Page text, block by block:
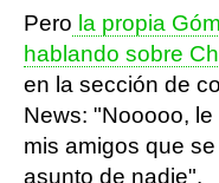
Pero la propia
hablando sobre
en la sección de
News: "Nooooo,
mis amigos que
asunto de nadie".